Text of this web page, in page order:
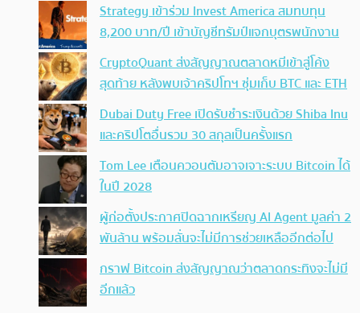
Strategy เข้าร่วม Invest America สมทบทุน
8,200 บาท/ปี เข้าบัญชีทรัมป์แจกบุตรพนักงาน
CryptoQuant ส่งสัญญาณตลาดหมีเข้าสู่โค้ง
สุดท้าย หลังพบเจ้าคริปโทฯ ซุ่มเก็บ BTC และ ETH
Dubai Duty Free เปิดรับชำระเงินด้วย Shiba Inu
และคริปโตอื่นรวม 30 สกุลเป็นครั้งแรก
Tom Lee เตือนควอนตัมอาจเจาะระบบ Bitcoin ได้
ในปี 2028
ผู้ก่อตั้งประกาศปิดฉากเหรียญ AI Agent มูลค่า 2
พันล้าน พร้อมลั่นจะไม่มีการช่วยเหลืออีกต่อไป
กราฟ Bitcoin ส่งสัญญาณว่าตลาดกระทิงจะไม่มี
อีกแล้ว